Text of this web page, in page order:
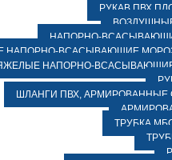
РУКАВ ПВХ
НАПОРНО-
НАПОРНО-ВСАСЫВАЮЩИЕ
НАПОРНО-
ШЛАНГИ ПВХ,
ТРУБКА